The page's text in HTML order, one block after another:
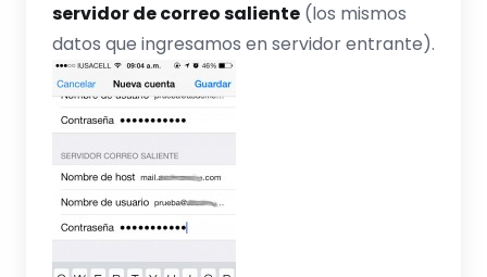
servidor de correo saliente (los mismos
datos que ingresamos en servidor entrante).